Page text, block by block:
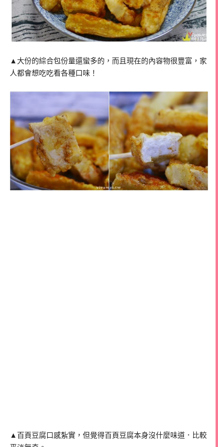
▲大份的綜合包份量還蠻多的，而且現在的內容物很豐富，家
人都會想吃吃看各種口味！
▲百頁豆腐口感紮實，但覺得百頁豆腐本身沒什麼味道．比較